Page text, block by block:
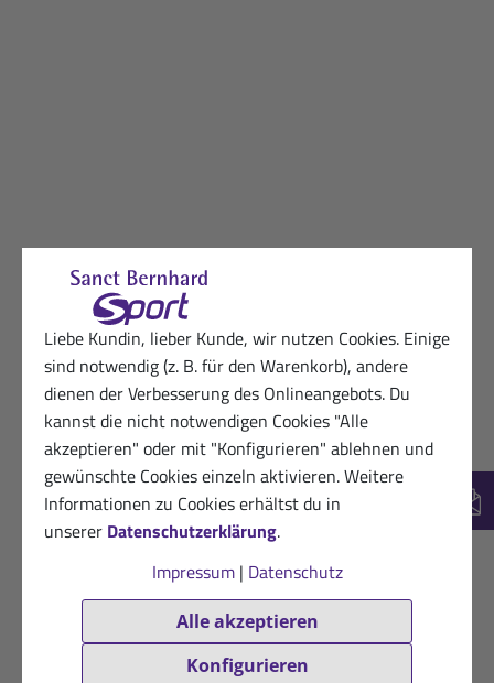
Liebe Kundin, lieber Kunde, wir nutzen Cookies. Einige
sind notwendig (z. B. für den Warenkorb), andere
dienen der Verbesserung des Onlineangebots. Du
kannst die nicht notwendigen Cookies "Alle
akzeptieren" oder mit "Konfigurieren" ablehnen und
gewünschte Cookies einzeln aktivieren. Weitere
Informationen zu Cookies erhältst du in
unserer Datenschutzerklärung.
Impressum| Datenschutz
Alle akzeptieren
Konfigurieren